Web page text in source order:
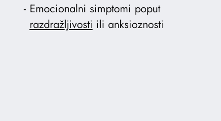
Emocionalni simptomi poput
razdražljivosti ili anksioznosti